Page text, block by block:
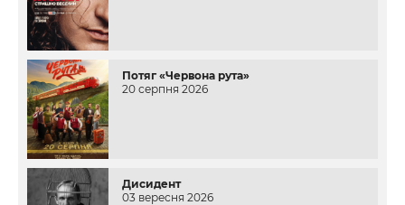
Потяг «Червона рута»
20 серпня 2026
Дисидент
03 вересня 2026